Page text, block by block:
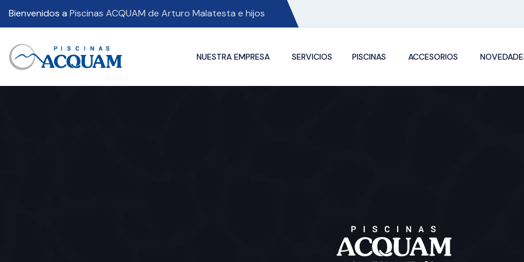
Bienvenidos a Piscinas ACQUAM de Arturo Malatesta e hijos
NUESTRA EMPRESA SERVICIOS PISCINAS ACCESORIOS